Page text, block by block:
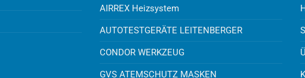
AIRREX Heizsystem
AUTOTESTGERÄTE LEITENBERGER
CONDOR WERKZEUG
GVS ATEMSCHUTZ MASKEN